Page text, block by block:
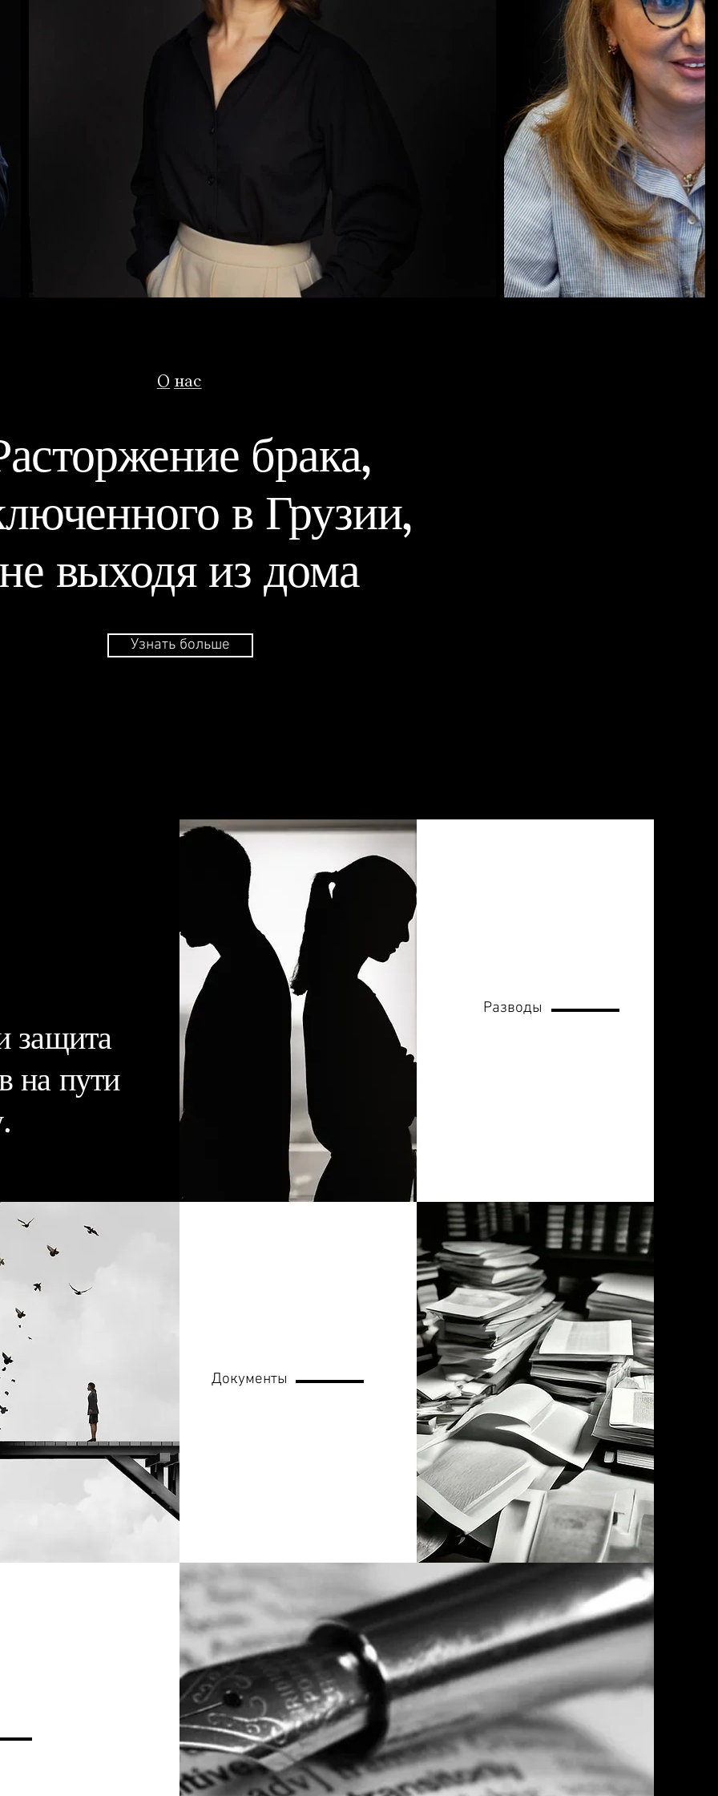
О нас
брака,
в Грузии,
выходя из дома
Узнать больше
защита
на пути
Разводы
Документы